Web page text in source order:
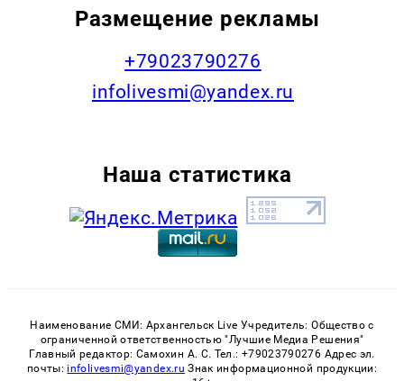
Размещение рекламы
+79023790276
infolivesmi@yandex.ru
Наша статистика
Наименование СМИ: Архангельск Live Учредитель: Общество с
ограниченной ответственностью "Лучшие Медиа Решения"
Главный редактор: Самохин А. С. Тел.: +79023790276 Адрес эл.
почты: infolivesmi@yandex.ru Знак информационной продукции: